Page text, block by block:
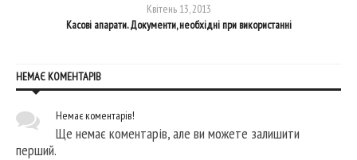
Квітень 13, 2013
Касові апарати. Документи, необхідні при використанні
НЕМАЄ КОМЕНТАРІВ
Немає коментарів!
Ще немає коментарів, але ви можете залишити
перший.